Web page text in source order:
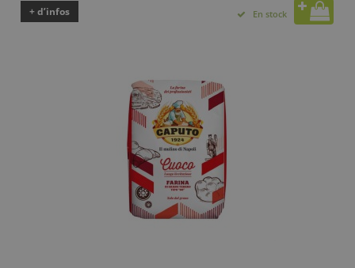
+ d’infos En stock